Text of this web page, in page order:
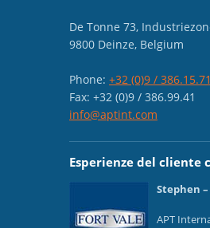
De Tonne 73,
9800 Deinze, Belgium
Phone: +32 (0)9 / 386.15.71
Fax: +32 (0)9 / 386.99.41
info@aptint.com
Esperienze del cliente
Stephen
APT